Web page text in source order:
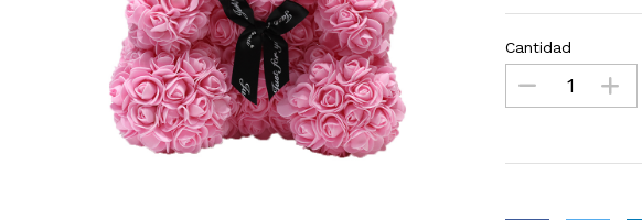
Cantidad